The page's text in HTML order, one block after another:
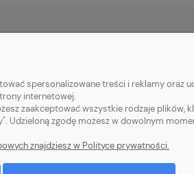
Jak kupować?
Pytania i odpowiedzi
Polityka prywatności
spersonalizowane treści i reklamy oraz
internetowej.
zaakceptować wszystkie rodzaje
zgodę możesz w dowolnym
znajdziesz w Polityce prywatności.